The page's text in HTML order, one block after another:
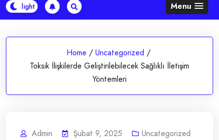
Menu
Home / Uncategorized /
Toksik İlişkilerde Geliştirilebilecek Sağlıklı İletişim
Yöntemleri
Admin Şubat 9, 2025 Uncategorized